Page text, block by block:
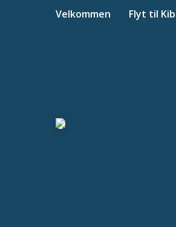
Velkommen Flyt til